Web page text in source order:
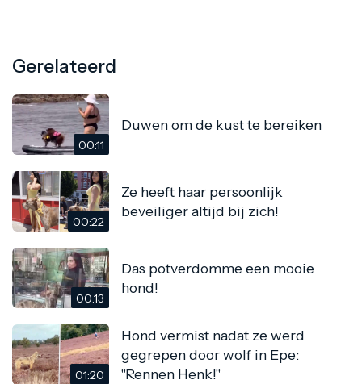
Gerelateerd
00:11
Duwen om de kust te bereiken
00:22
Ze heeft haar persoonlijk
beveiliger altijd bij zich!
00:13
Das potverdomme een mooie
hond!
01:20
Hond vermist nadat ze werd
gegrepen door wolf in Epe:
"Rennen Henk!"